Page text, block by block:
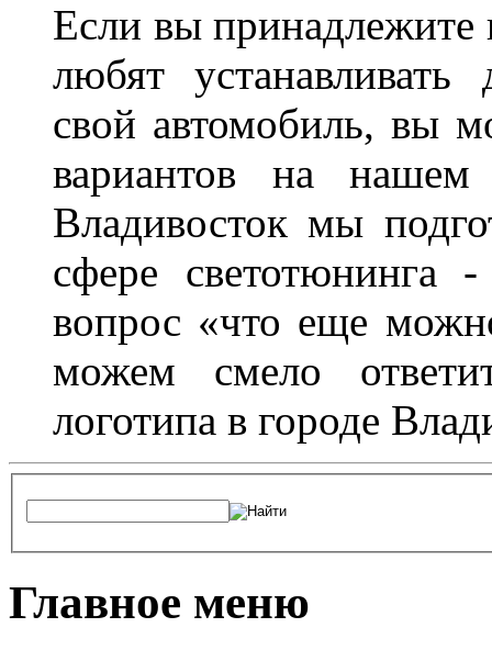
Если вы принадлежите
любят устанавливать
свой автомобиль, вы
вариантов на
Владивосток мы
сфере светотюнинга
вопрос «что еще
можем смело
логотипа в городе
Главное меню